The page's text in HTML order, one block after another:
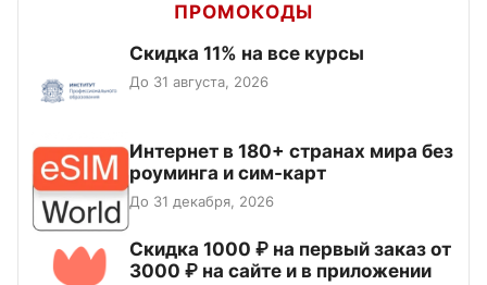
ПРОМОКОДЫ
Скидка 11% на все курсы
До 31 августа, 2026
Интернет в 180+ странах мира без
роуминга и сим-карт
До 31 декабря, 2026
Скидка 1000 ₽ на первый заказ от
3000 ₽ на сайте и в приложении